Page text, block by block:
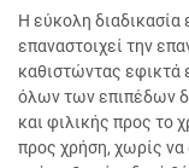
Η εύκολη
επαναστοιχεί την
καθιστώντας εφικτά
όλων των επιπέδων
και φιλικής προς το
προς χρήση, χωρίς να